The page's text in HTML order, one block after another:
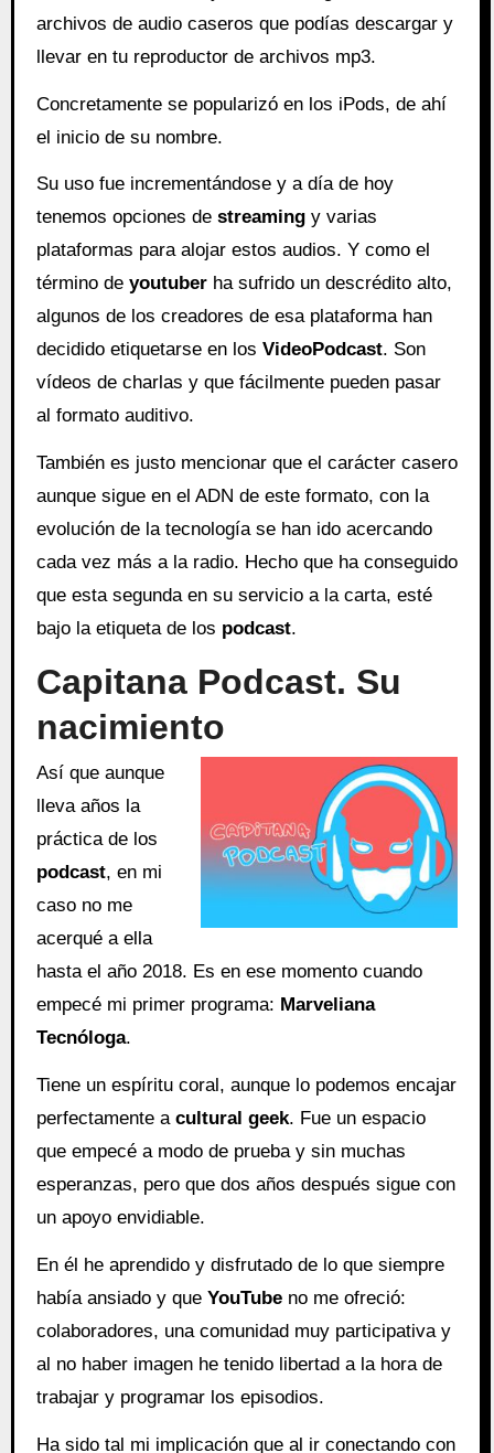
archivos de audio caseros que podías descargar y
llevar en tu reproductor de archivos mp3.
Concretamente se popularizó en los iPods, de ahí
el inicio de su nombre.
Su uso fue incrementándose y a día de hoy
tenemos opciones destreamingy varias
plataformas para alojar estos audios. Y como el
término de youtuberha sufrido un descrédito alto,
algunos de los creadores de esa plataforma han
decidido etiquetarse en los VideoPodcast. Son
vídeos de charlas y que fácilmente pueden pasar
al formato auditivo.
También es justo mencionar que el carácter casero
aunque sigue en el ADN de este formato, con la
evolución de la tecnología se han ido acercando
cada vez más a la radio. Hecho que ha conseguido
que esta segunda en su servicio a la carta, esté
bajo la etiqueta de los podcast.
Capitana Podcast. Su
nacimiento
Así que aunque
lleva años la
práctica de los
podcast, en mi
caso no me
acerqué a ella
hasta el año 2018. Es en ese momento cuando
empecé mi primer programa: Marveliana
Tecnóloga.
Tiene un espíritu coral, aunque lo podemos encajar
perfectamente a cultural geek. Fue un espacio
que empecé a modo de prueba y sin muchas
esperanzas, pero que dos años después sigue con
un apoyo envidiable.
En él he aprendido y disfrutado de lo que siempre
había ansiado y que YouTubeno me ofreció:
colaboradores, una comunidad muy participativa y
al no haber imagen he tenido libertad a la hora de
trabajar y programar los episodios.
Ha sido tal mi implicación que al ir conectando con